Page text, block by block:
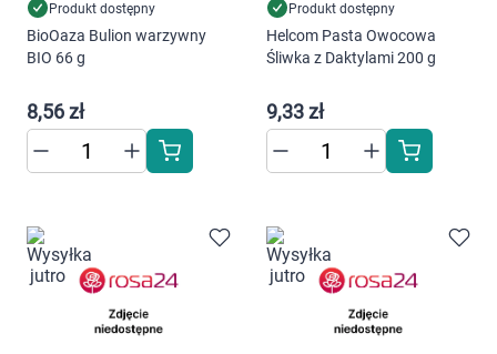
Produkt dostępny
BioOaza Bulion warzywny
BIO 66 g
8,56 zł
Produkt dostępny
Helcom Pasta Owocowa
Śliwka z Daktylami 200 g
9,33 zł